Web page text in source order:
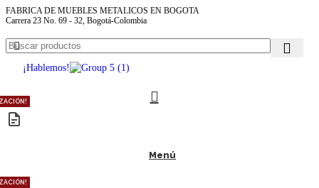
FABRICA DE MUEBLES METALICOS EN BOGOTA
Carrera 23 No. 69 - 32, Bogotá-Colombia
¡Hablemos!
Menú